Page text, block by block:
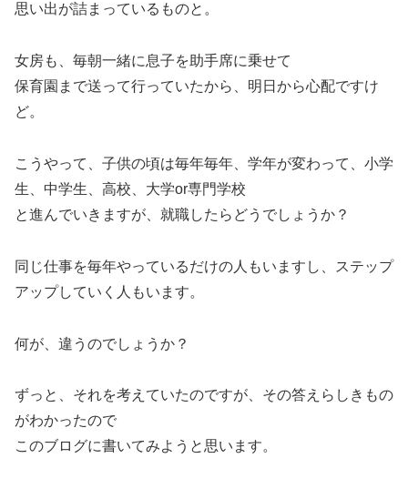
思い出が詰まっているものと。
女房も、毎朝一緒に息子を助手席に乗せて
保育園まで送って行っていたから、明日から心配ですけ
ど。
こうやって、子供の頃は毎年毎年、学年が変わって、小学
生、中学生、高校、大学or専門学校
と進んでいきますが、就職したらどうでしょうか？
同じ仕事を毎年やっているだけの人もいますし、ステップ
アップしていく人もいます。
何が、違うのでしょうか？
ずっと、それを考えていたのですが、その答えらしきもの
がわかったので
このブログに書いてみようと思います。